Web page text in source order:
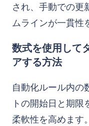
され、手動での更
ムラインが一貫性
数式を使用して
アする方法
自動化ルール内の
トの開始日と期
柔軟性を高めます